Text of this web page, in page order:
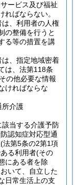
ービス及び福祉
ばならない。
、利用者の人権
の整備を行うと
る等の措置を講
、指定地域密着
は、法第118条
の他必要な情報
ければならな
所介護
当する介護予防
認知症対応型通
(法第5条の2第1項
る利用者(その
にある者を除
いて、自立した
日常生活上の支